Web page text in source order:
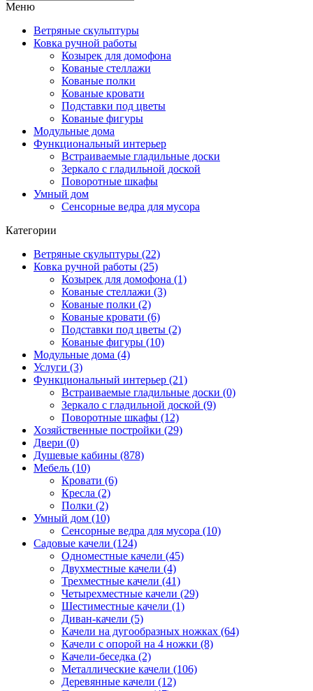
Меню
Ветряные скульптуры
Ковка ручной работы
Козырек для домофона
Кованые стеллажи
Кованые полки
Кованые кровати
Подставки под цветы
Кованые фигуры
Модульные дома
Функциональный интерьер
Встраиваемые гладильные доски
Зеркало с гладильной доской
Поворотные шкафы
Умный дом
Сенсорные ведра для мусора
Категории
Ветряные скульптуры (22)
Ковка ручной работы (25)
Козырек для домофона (1)
Кованые стеллажи (3)
Кованые полки (2)
Кованые кровати (6)
Подставки под цветы (2)
Кованые фигуры (10)
Модульные дома (4)
Услуги (3)
Функциональный интерьер (21)
Встраиваемые гладильные доски (0)
Зеркало с гладильной доской (9)
Поворотные шкафы (12)
Хозяйственные постройки (29)
Двери (0)
Душевые кабины (878)
Мебель (10)
Кровати (6)
Кресла (2)
Полки (2)
Умный дом (10)
Сенсорные ведра для мусора (10)
Садовые качели (124)
Одноместные качели (45)
Двухместные качели (4)
Трехместные качели (41)
Четырехместные качели (29)
Шестиместные качели (1)
Диван-качели (5)
Качели на дугообразных ножках (64)
Качели с опорой на 4 ножки (8)
Качели-беседка (2)
Металлические качели (106)
Деревянные качели (12)